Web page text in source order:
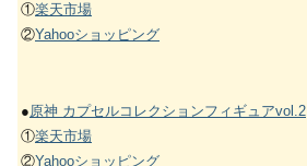
①楽天市場
②Yahooショッピング
●原神 カプセルコレクションフィギュアvol.2
①楽天市場
②Yahooショッピング